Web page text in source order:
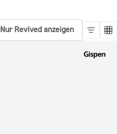
Nur Revived anzeigen